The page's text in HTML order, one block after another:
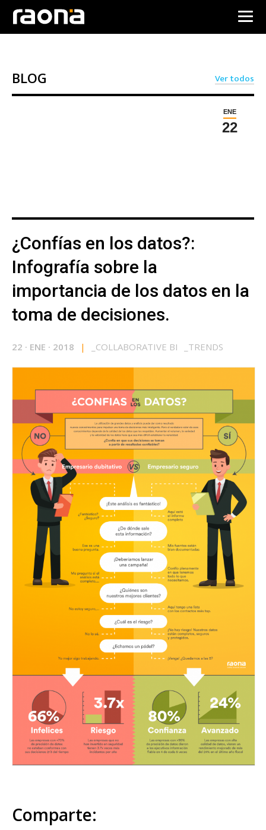
BLOG Ver todos
ENE
22
¿Confías en los datos?:
Infografía sobre la
importancia de los datos en la
toma de decisiones.
22 · ENE · 2018 | COLLABORATIVE BI TRENDS
Comparte: